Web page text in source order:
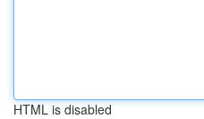
HTML is disabled